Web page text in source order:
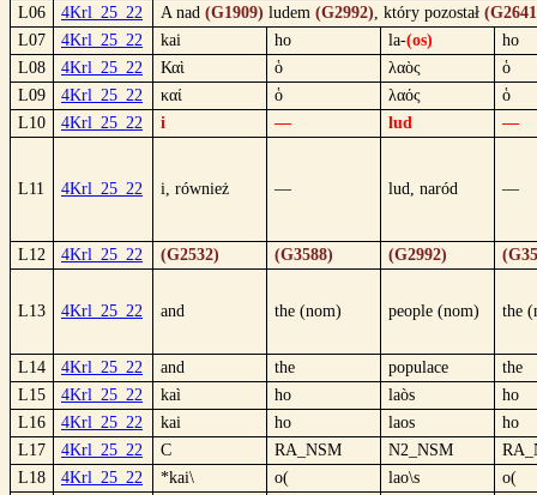
L06
4Krl_25_22 A nad (G1909) ludem (G2992), który pozostał
L07
4Krl_25_22 kai ho la-(os)
ho
L08
4Krl_25_22 Καὶ ὁ λαὸς
ὁ
L09
4Krl_25_22 καί ὁ λαός
ὁ
L10
4Krl_25_22 i — lud —
L11 4Krl_25_22 i, również — lud, naród —
L12 4Krl_25_22 (G2532) (G3588) (G2992)
L13 4Krl_25_22 and the (nom) people (nom) the
L14 4Krl_25_22 and the populace
the
L15
4Krl_25_22 kaì ho laòs
ho
L16
4Krl_25_22 kai ho laos
ho
L17
4Krl_25_22 C RA_NSM N2_NSM
L18
4Krl_25_22 *kai\ o( lao\s
o(